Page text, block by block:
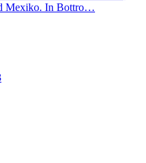
Mexiko. In Bottro…